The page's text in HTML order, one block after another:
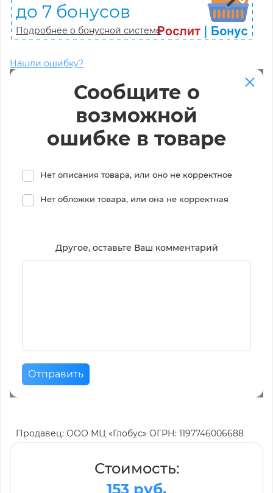
до 7 бонусов
Подробнее о бонусной системе
Нашли ошибку?
Сообщите о
возможной
ошибке в товаре
Нет описания товара, или оно не корректное
Нет обложки товара, или она не корректная
Другое, оставьте Ваш комментарий
Отправить
Продавец: ООО МЦ «Глобус» ОГРН: 1197746006688
Стоимость:
153 руб.